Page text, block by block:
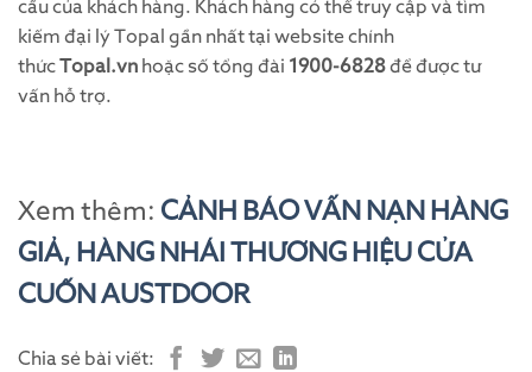
cầu của khách hàng. Khách hàng có thể truy cập và tìm
kiếm đại lý Topal gần nhất tại website chính
thứcTopal.vn hoặc số tổng đài 1900-6828để được tư
vấn hỗ trợ.
Xem thêm: CẢNH BÁO VẤN NẠN HÀNG
GIẢ, HÀNG NHÁI THƯƠNG HIỆU CỬA
CUỐN AUSTDOOR
Chia sẻ bài viết: